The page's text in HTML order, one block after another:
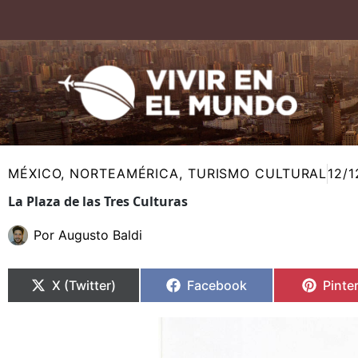
contenido
MÉXICO, NORTEAMÉRICA, TURISMO CULTURAL12/
La Plaza de las Tres Culturas
Por Augusto Baldi
en
X (Twitter)
en
Facebook
en
en
en
en